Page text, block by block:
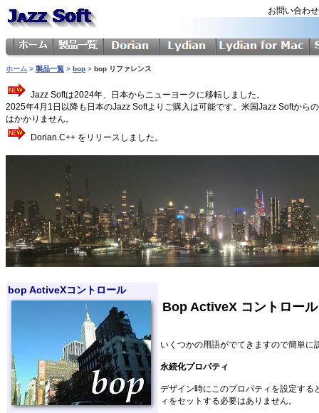
お問い合わ
ホーム > 製品一覧 > bop > bop リファレンス
Jazz Softは2024年、日本からニューヨークに移転しました。
2025年4月1日以降も日本のJazz Softよりご購入は可能です。米国Jazz Softから
はかかりません。
Dorian.C++ をリリースしました。
bop ActiveXコントロール
Bop ActiveX コントロー
いくつかの用語がでてきますので簡単に
永続化プロパティ
デザイン時にこのプロパティを設定す
ィをセットする必要はありません。